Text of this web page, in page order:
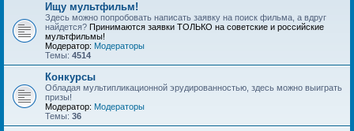
Ищу мультфильм!
Здесь можно попробовать написать заявку на поиск фильма, а вдруг
найдется? Принимаются заявки ТОЛЬКО на советские и российские
мультфильмы!
Модератор: Модераторы
Темы: 4514
Конкурсы
Обладая мультипликационной эрудированностью, здесь можно выиграть
призы!
Модератор: Модераторы
Темы: 36